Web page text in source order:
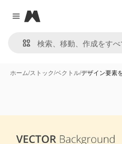
Close menu
Magnific
ホーム/ストック/ベクトル/デザイン要素